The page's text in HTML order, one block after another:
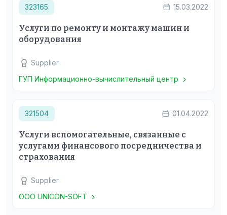
323165 15.03.2022
Услуги по ремонту и монтажу машин и
оборудования
Supplier
ГУП Информационно-вычислительный центр
321504 01.04.2022
Услуги вспомогательные, связанные с
услугами финансового посредничества и
страхования
Supplier
ООО UNICON-SOFT